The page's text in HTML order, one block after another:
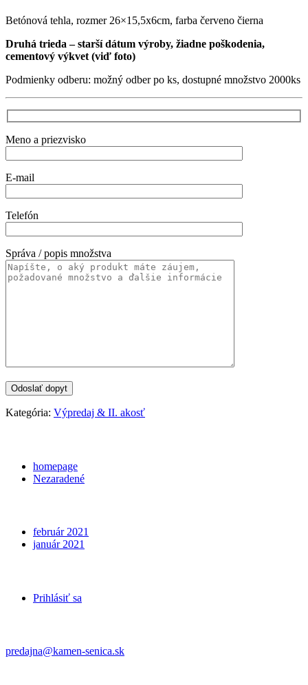
Betónová tehla, rozmer 26×15,5x6cm, farba červeno čierna
Druhá trieda – starší dátum výroby, žiadne poškodenia,
cementový výkvet (viď foto)
Podmienky odberu: možný odber po ks, dostupné množstvo 2000ks
Meno a priezvisko
E-mail
Telefón
Správa / popis množstva
Kategória: Výpredaj & II. akosť
homepage
Nezaradené
február 2021
január 2021
Prihlásiť sa
predajna@kamen-senica.sk